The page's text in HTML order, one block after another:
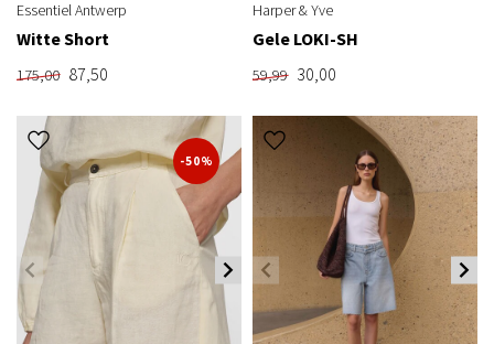
Essentiel Antwerp
Witte Short
175,00 87,50
Harper & Yve
Gele LOKI-SH
59,99 30,00
-50%